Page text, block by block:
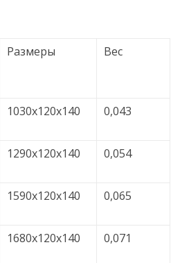
Размеры Вес
1030x120x140 0,043
1290x120x140 0,054
1590x120x140 0,065
1680x120x140 0,071